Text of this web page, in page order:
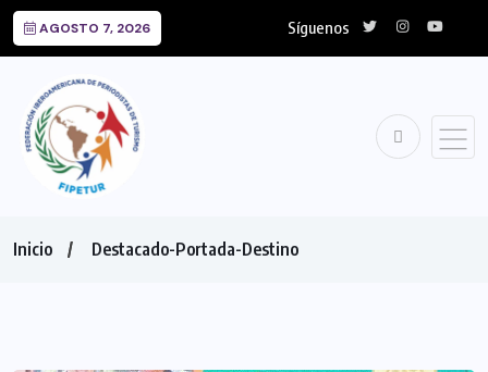
AGOSTO 7, 2026 Síguenos
Inicio Destacado-Portada-Destino